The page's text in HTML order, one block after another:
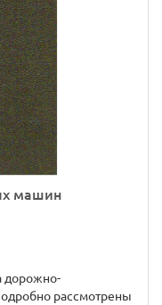
машин
дорожно-
рассмотрены